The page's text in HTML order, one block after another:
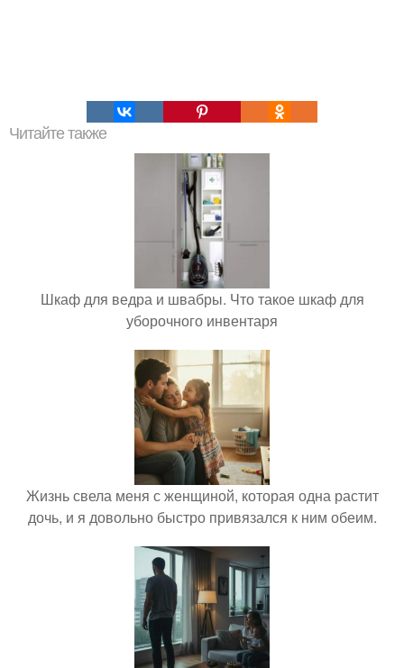
Читайте также
Шкаф для ведра и швабры. Что такое шкаф для
уборочного инвентаря
Жизнь свела меня с женщиной, которая одна растит
дочь, и я довольно быстро привязался к ним обеим.